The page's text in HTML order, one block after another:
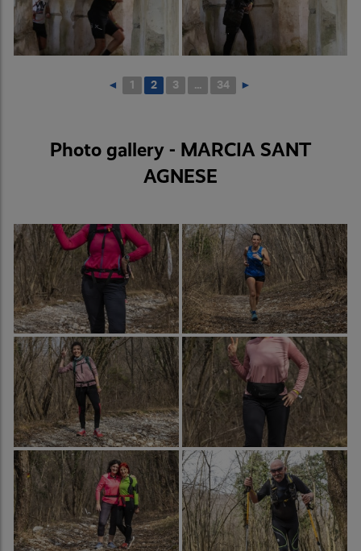
◄ 1 2 3 ... 34 ►
Photo gallery - MARCIA SANT
AGNESE